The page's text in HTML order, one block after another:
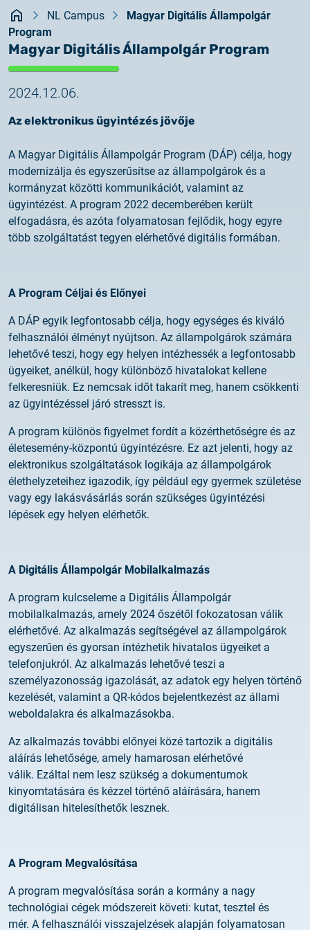
dokumentumtár
kapcsolat
2026.05.27.
Rendszerfrissítés
2026.05.27.
Fontos tájékoztató – Certum tanúsítványok
érvényességi idejének változása
2026.03.20.
Tájékoztatás algoritmusváltásról
2025.02.26.
Tájékoztatás tanúsítványigénylésről
2025.05.05.
Teszt tanúsítványok elérhetősége
KezdőlapNL Campus
Magyar Digitális Állampolgár
Program
Magyar Digitális Állampolgár Program
2024.12.06.
Az elektronikus ügyintézés jövője
A Magyar Digitális Állampolgár Program (DÁP) célja, hogy
modernizálja és egyszerűsítse az állampolgárok és a
kormányzat közötti kommunikációt, valamint az
ügyintézést. A program 2022 decemberében került
elfogadásra, és azóta folyamatosan fejlődik, hogy egyre
több szolgáltatást tegyen elérhetővé digitális formában.
A Program Céljai és Előnyei
A DÁP egyik legfontosabb célja, hogy egységes és kiváló
felhasználói élményt nyújtson. Az állampolgárok számára
lehetővé teszi, hogy egy helyen intézhessék a legfontosabb
ügyeiket, anélkül, hogy különböző hivatalokat kellene
felkeresniük. Ez nemcsak időt takarít meg, hanem csökkenti
az ügyintézéssel járó stresszt is.
A program különös figyelmet fordít a közérthetőségre és az
életesemény-központú ügyintézésre. Ez azt jelenti, hogy az
elektronikus szolgáltatások logikája az állampolgárok
élethelyzeteihez igazodik, így például egy gyermek születése
vagy egy lakásvásárlás során szükséges ügyintézési
lépések egy helyen elérhetők.
A Digitális Állampolgár Mobilalkalmazás
A program kulcseleme a Digitális Állampolgár
mobilalkalmazás, amely 2024 őszétől fokozatosan válik
elérhetővé. Az alkalmazás segítségével az állampolgárok
egyszerűen és gyorsan intézhetik hivatalos ügyeiket a
telefonjukról. Az alkalmazás lehetővé teszi a
személyazonosság igazolását, az adatok egy helyen történő
kezelését, valamint a QR-kódos bejelentkezést az állami
weboldalakra és alkalmazásokba.
Az alkalmazás további előnyei közé tartozik a digitális
aláírás lehetősége, amely hamarosan elérhetővé
válik. Ezáltal nem lesz szükség a dokumentumok
kinyomtatására és kézzel történő aláírására, hanem
digitálisan hitelesíthetők lesznek.
A Program Megvalósítása
A program megvalósítása során a kormány a nagy
technológiai cégek módszereit követi: kutat, tesztel és
mér. A felhasználói visszajelzések alapján folyamatosan